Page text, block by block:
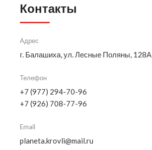
Контакты
Адрес
г. Балашиха, ул. Лесные Поляны, 128А
Телефон
+7 (977) 294-70-96
+7 (926) 708-77-96
Email
planeta.krovli@mail.ru